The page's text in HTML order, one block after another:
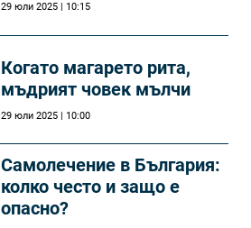
29 юли 2025 | 10:15
Когато магарето рита,
мъдрият човек мълчи
29 юли 2025 | 10:00
Самолечeние в България:
колко често и защо е
опасно?